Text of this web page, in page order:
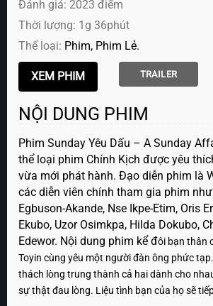
Đánh giá: 2023 điểm
Thời lượng: 1g 36phút
Thể loại: Phim Phim Lẻ
TRAILER
NỘI DUNG PHIM
Phim Sunday Yêu Dấu – A Sunday
thể loại phim Chính Kịch được yêu
vừa mới phát hành. Đạo diễn phim là
các diễn viên chính tham gia phim
Egbuson-Akande, Nse Ikpe-Etim, Oris
Ekubo, Uzor Osimkpa, Hilda Dokubo,
Edewor. Nội dung phim kể đôi bạn thân
Toyin cùng yêu một người đàn ông phức
thách lòng trung thành cả hai dành cho
sự thật đau lòng. Liệu tình bạn của họ sẽ